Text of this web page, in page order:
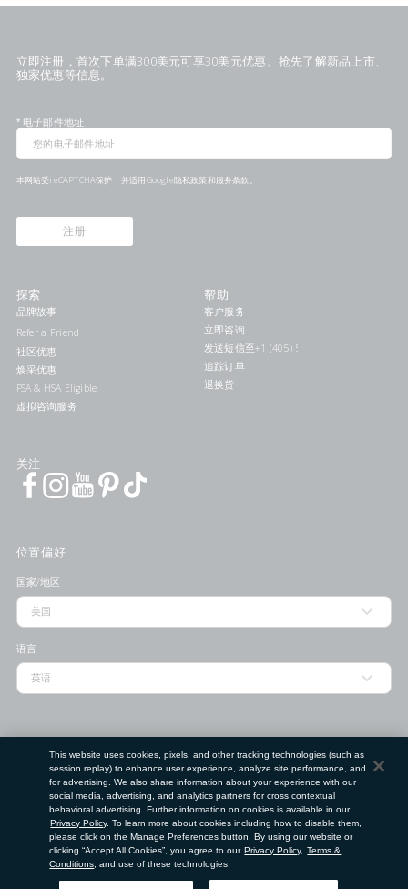
立即注册，首次下单满300美元可享30美元优惠。抢先了解新品上市、
独家优惠等信息。
* 电子邮件地址
本网站受reCAPTCHA保护，并适用Google隐私政策和服务条款 。
注册
探索
品牌故事
Refer a Friend
社区优惠
焕采优惠
FSA & HSA Eligible
虚拟咨询服务
帮助
客户服务
立即咨询
发送短信至+1 (405) 578-7046联系我们
追踪订单
退换货
关注
位置偏好
国家/地区
语言
邮政编码
提交
Clé de Peau Beauté Co.,Ltd. 版权所有。
使用条款 隐私政策 请勿出售或分享我的个人信息
This website uses cookies, pixels, and other tracking technologies (such as
session replay) to enhance user experience, analyze site performance, and
for advertising. We also share information about your experience with our
social media, advertising, and analytics partners for cross contextual
behavioral advertising. Further information on cookies is available in our
Privacy Policy. To learn more about cookies including how to disable them,
please click on the Manage Preferences button. By using our website or
clicking “Accept All Cookies”, you agree to our Privacy Policy, Terms &
Conditions , and use of these technologies.